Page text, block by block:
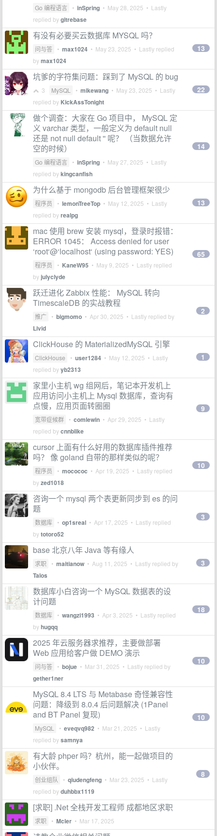
Go 编程语言 • inSpring • May 28, 2025 • Lastly
replied bygitrebase
有没有必要买云数据库 MYSQL 吗？
问与答 • max1024 • May 23, 2025 • Lastly replied
bymax1024
13
坑爹的字符集问题：踩到了 MySQL 的 bug
3 MySQL • mikewang • May 23, 2025 • Lastly
replied by KickAssTonight
22
做个调查：大家在 Go 项目中， MySQL 定
义 varchar 类型，一般定义为 default null
还是 not null default '' 呢？ （当数据允许
空的时候）
Go 编程语言 • inSpring • May 27, 2025 • Lastly
replied bykingcanfish
14
为什么基于 mongodb 后台管理框架很少
程序员 • lemonTreeTop • May 12, 2025 • Lastly
replied byrealpg
13
mac 使用 brew 安装 mysql，登录时报错：
ERROR 1045： Access denied for user
‘root‘@‘localhost‘ (using password: YES)
程序员 • KaneW95 • May 9, 2025 • Lastly replied
by julyclyde
65
跃迁进化 Zabbix 性能： MySQL 转向
TimescaleDB 的实战教程
推广 • bigmomo • Apr 30, 2025 • Lastly replied by
Livid
2
ClickHouse 的 MaterializedMySQL 引擎
ClickHouse • user1284 • May 12, 2025 • Lastly
replied byyb2313
1
家里小主机 wg 组网后，笔记本开发机上
应用访问小主机上 Mysql 数据库，查询有
点慢，应用页面转圈圈
宽带症候群 • comlewin • Apr 29, 2025 • Lastly
replied bycnnblike
9
cursor 上面有什么好用的数据库插件推荐
吗？ 像 goland 自带的那样类似的呢？
程序员 • mocococ • Apr 19, 2025 • Lastly replied
byzed1018
10
咨询一个 mysql 两个表更新同步到 es 的问
题
数据库 • op1sreal • Apr 17, 2025 • Lastly replied
bytotoro52
3
base 北京八年 Java 等有缘人
求职 • maitianow • Aug 11, 2025 • Lastly replied by
Talos
3
数据库小白咨询一个 MySQL 数据表的设
计问题
数据库 • wangzi1993 • Apr 3, 2025 • Lastly replied
byhugqq
18
2025 年云服务器求推荐，主要做部署
Web 应用给客户做 DEMO 演示
问与答 • bojue • Mar 31, 2025 • Lastly replied by
gether1ner
10
MySQL 8.4 LTS 与 Metabase 奇怪兼容性
问题：降级到 8.0.4 后问题解决 (1Panel
and BT Panel 复现)
MySQL • eveqvq982 • Mar 21, 2025 • Lastly
replied bysamnya
10
有大龄 phper 吗？杭州，能一起做项目的
小伙伴。
创业组队 • qiudengfeng • Mar 23, 2025 • Lastly
replied byduhbbx1119
8
[求职] .Net 全栈开发工程师 成都地区求职
求职 • Mcler • Mar 17, 2025